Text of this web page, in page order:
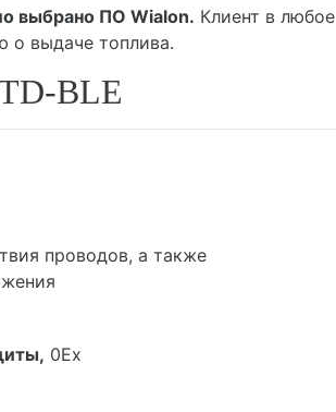
выбрано ПО Wialon. Клиент в любое
о выдаче топлива.
BLE
проводов, а также
0Ex